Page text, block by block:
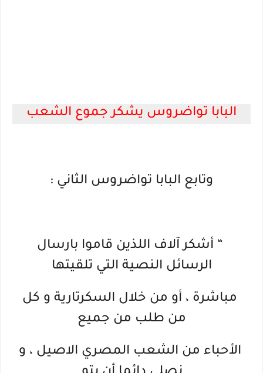
البابا تواضروس يشكر جموع الشعب
وتابع البابا تواضروس الثاني :
“ أشكر آلاف اللذين قاموا بارسال
الرسائل النصية التي تلقيتها
مباشرة ، أو من خلال السكرتارية و كل
من طلب من جميع
الأحباء من الشعب المصري الاصيل ، و